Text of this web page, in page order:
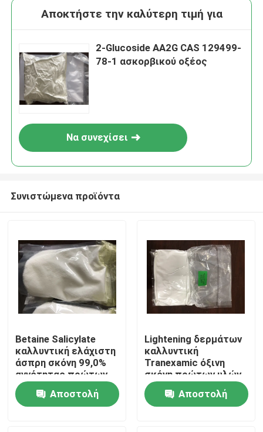
Σπίτι
Προϊόντα
Αποκτήστε την καλύτερη τιμή για
2-Glucoside AA2G CAS 129499-
78-1 ασκορβικού οξέος
Να συνεχίσει
Συνιστώμενα προϊόντα
Betaine Salicylate
καλλυντική ελάχιστη
άσπρη σκόνη 99,0%
αγνότητας πρώτων
υλών CAS 17671-53-
3
Αποστολή
Lightening δερμάτων
καλλυντική
Tranexamic όξινη
σκόνη πρώτων υλών
CAS 1197-18-8 για το
δέρμα Αποστολή